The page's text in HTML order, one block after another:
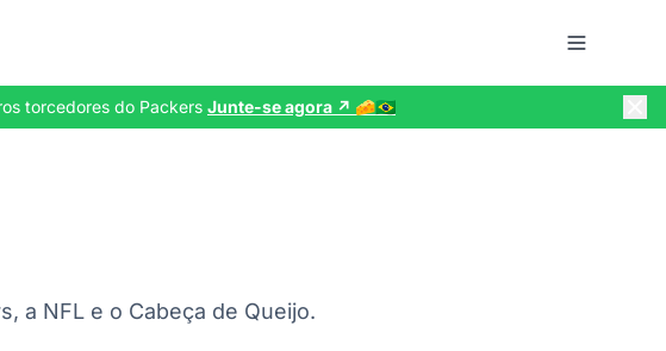
torcedores do Packers Junte-se agora ↗️ 🧀🇧🇷
a NFL e o Cabeça de Queijo.